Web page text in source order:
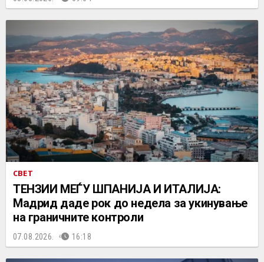
СВЕТ
ТЕНЗИИ МЕЃУ ШПАНИЈА И ИТАЛИЈА:
Мадрид даде рок до недела за укинување
на граничните контроли
07.08.2026. 16:18